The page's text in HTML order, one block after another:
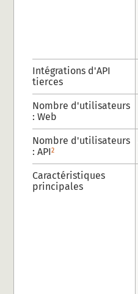
Intégrations d'API
tierces
Nombre d'utilisateurs
: Web
Nombre d'utilisateurs
: API2
Caractéristiques
principales